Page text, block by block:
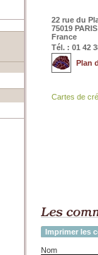
22 rue du
75019 PARIS
France
Tél. : 01 42
Plan
Cartes de
Imprimer les
Nom